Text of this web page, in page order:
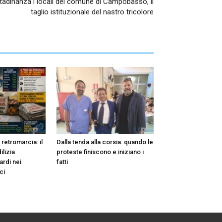
taglio istituzionale del nastro tricolore
retromarcia: il
nei
Dalla tenda alla corsia: quando le
proteste finiscono e iniziano i
fatti